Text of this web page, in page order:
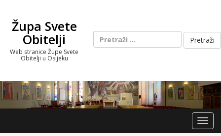
contentŽupa Svete
Obitelji
Web stranice Župe Svete
Obitelji u Osijeku
Pretraži: